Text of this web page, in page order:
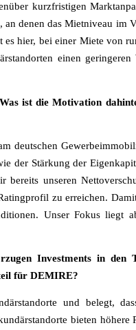
kurzfristigen
denen das Mietniveau im
hier, bei einer Miete von
einen
ist die Motivation
deutschen
der Stärkung der
unseren
zu erreichen.
Unser Fokus liegt
Investments in den
für DEMIRE?
und belegt,
bieten höhere